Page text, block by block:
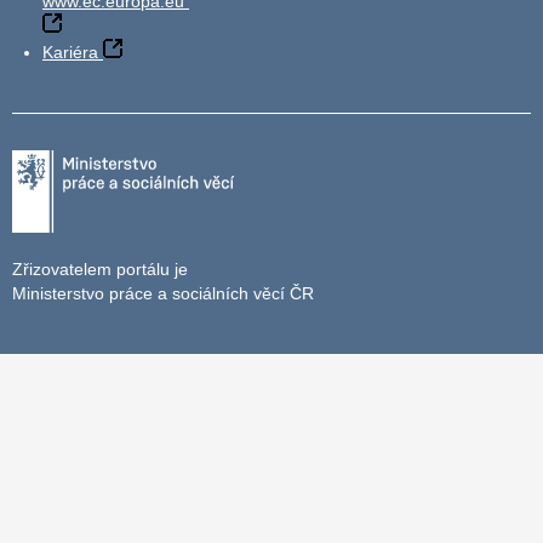
Kariéra
Zřizovatelem portálu je
Ministerstvo práce a sociálních věcí ČR